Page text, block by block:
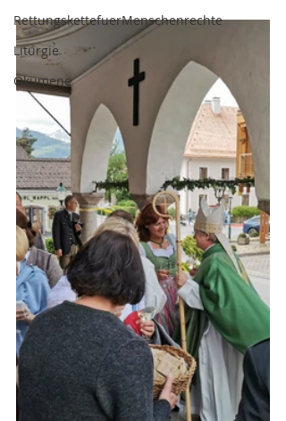
RettungskettefuerMenschenrechte
Liturgie
Ökumene